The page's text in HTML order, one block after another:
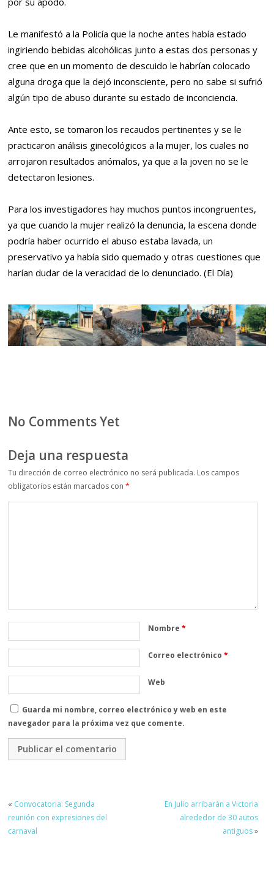
Le manifestó a la Policía que la noche antes había estado
ingiriendo bebidas alcohólicas junto a estas dos personas y
cree que en un momento de descuido le habrían colocado
alguna droga que la dejó inconsciente, pero no sabe si sufrió
algún tipo de abuso durante su estado de inconciencia.
Ante esto, se tomaron los recaudos pertinentes y se le
practicaron análisis ginecológicos a la mujer, los cuales no
arrojaron resultados anómalos, ya que a la joven no se le
detectaron lesiones.
Para los investigadores hay muchos puntos incongruentes,
ya que cuando la mujer realizó la denuncia, la escena donde
podría haber ocurrido el abuso estaba lavada, un
preservativo ya había sido quemado y otras cuestiones que
harían dudar de la veracidad de lo denunciado. (El Día)
No Comments Yet
Deja una respuesta
Tu dirección de correo electrónico no será publicada. Los campos
obligatorios están marcados con*
Nombre*
Correo electrónico*
Web
Guarda mi nombre, correo electrónico y web en este
navegador para la próxima vez que comente.
« Convocatoria: Segunda
reunión con expresiones del
carnaval
En Julio arribarán a Victoria
alrededor de 30 autos
antiguos»